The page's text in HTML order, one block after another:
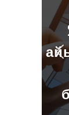
Бишкек